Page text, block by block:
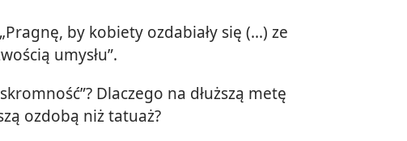
by kobiety ozdabiały się (...) ze
umysłu”.
Dlaczego na dłuższą metę
ozdobą niż tatuaż?